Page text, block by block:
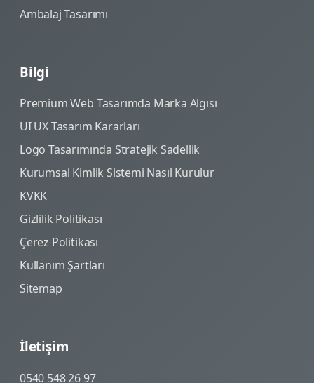
Ambalaj Tasarımı
Bilgi
Premium Web Tasarımda Marka Algısı
UI UX Tasarım Kararları
Logo Tasarımında Stratejik Sadellik
Kurumsal Kimlik Sistemi Nasıl Kurulur
KVKK
Gizlilik Politikası
Çerez Politikası
Kullanım Şartları
Sitemap
İletişim
0540 548 26 97